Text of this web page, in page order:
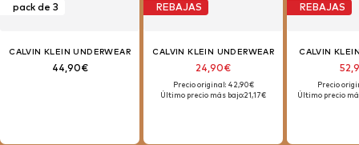
pack de 3
CALVIN KLEIN UNDERWEAR
44,90€
REBAJAS
CALVIN KLEIN UNDERWEAR
24,90€
Precio original: 42,90€
Último precio más bajo:21,17€
REBAJAS
CALVIN
Precio
Último precio